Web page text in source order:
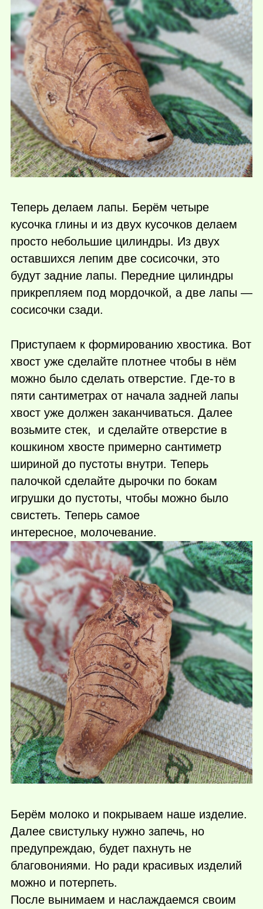
Теперь делаем лапы. Берём четыре
кусочка глины и из двух кусочков делаем
просто небольшие цилиндры. Из двух
оставшихся лепим две сосисочки, это
будут задние лапы. Передние цилиндры
прикрепляем под мордочкой, а две лапы —
сосисочки сзади.
Приступаем к формированию хвостика. Вот
хвост уже сделайте плотнее чтобы в нём
можно было сделать отверстие. Где-то в
пяти сантиметрах от начала задней лапы
хвост уже должен заканчиваться. Далее
возьмите стек, и сделайте отверстие в
кошкином хвосте примерно сантиметр
шириной до пустоты внутри. Теперь
палочкой сделайте дырочки по бокам
игрушки до пустоты, чтобы можно было
свистеть. Теперь самое
интересное, молочевание.
Берём молоко и покрываем наше изделие.
Далее свистульку нужно запечь, но
предупреждаю, будет пахнуть не
благовониями. Но ради красивых изделий
можно и потерпеть.
После вынимаем и наслаждаемся своим